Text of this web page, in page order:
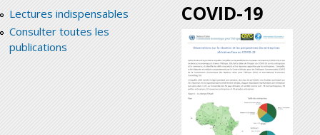
Lectures indispensables
Consulter toutes les
publications
COVID-19